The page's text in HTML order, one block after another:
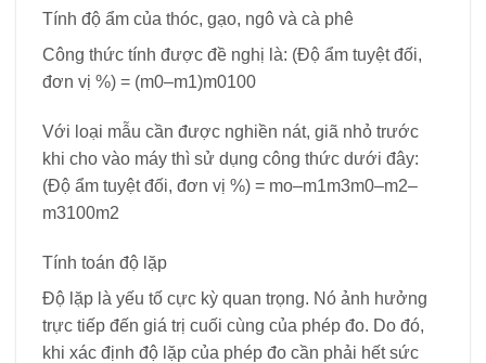
Tính độ ẩm của thóc, gạo, ngô và cà phê
Công thức tính được đề nghị là: (Độ ẩm tuyệt đối,
đơn vị %) = (m0–m1)m0100
Với loại mẫu cần được nghiền nát, giã nhỏ trước
khi cho vào máy thì sử dụng công thức dưới đây:
(Độ ẩm tuyệt đối, đơn vị %) = mo–m1m3m0–m2–
m3100m2
Tính toán độ lặp
Độ lặp là yếu tố cực kỳ quan trọng. Nó ảnh hưởng
trực tiếp đến giá trị cuối cùng của phép đo. Do đó,
khi xác định độ lặp của phép đo cần phải hết sức